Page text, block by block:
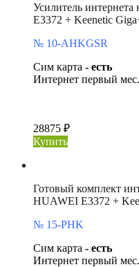
Усилитель
E3372 + Keenetic
№ 10-AHKGSR
Сим карта - есть
Интернет первый мес.
28875 ₽
Купить
Готовый комплект
HUAWEI E3372 +
№ 15-PHK
Сим карта - есть
Интернет первый мес.